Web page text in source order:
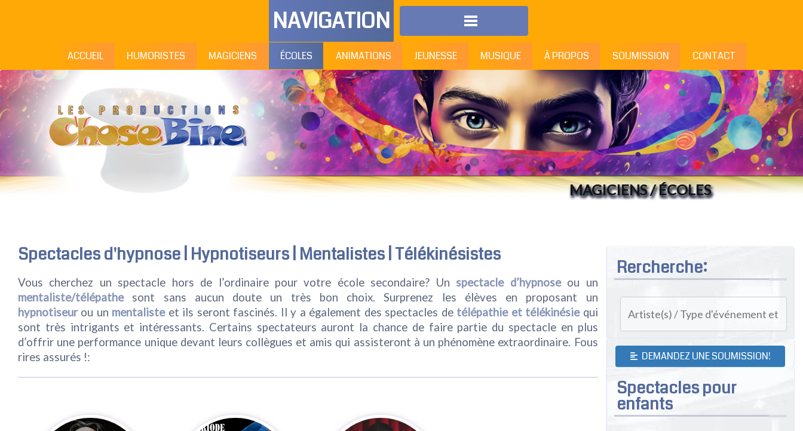
NAVIGATION
ACCUEIL HUMORISTES MAGICIENS ÉCOLES ANIMATIONS JEUNESSE MUSIQUE À PROPOS SOUMISSION CONTACT
MAGICIENS / ÉCOLES
Spectacles d'hypnose | Hypnotiseurs | Mentalistes | Télékinésistes
Vous cherchez un spectacle hors de l’ordinaire pour votre école secondaire? Un spectacle d’hypnoseou un
mentaliste/télépathesont sans aucun doute un très bon choix. Surprenez les élèves en proposant un
hypnotiseurou un mentalisteet ils seront fascinés. Il y a également des spectacles de télépathie et télékinésiequi
sont très intrigants et intéressants. Certains spectateurs auront la chance de faire partie du spectacle en plus
d’offrir une performance unique devant leurs collègues et amis qui assisteront à un phénomène extraordinaire. Fous
rires assurés !:
Rercherche:
DEMANDEZ UNE SOUMISSION!
Spectacles pour
enfants